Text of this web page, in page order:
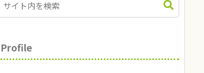
Profile